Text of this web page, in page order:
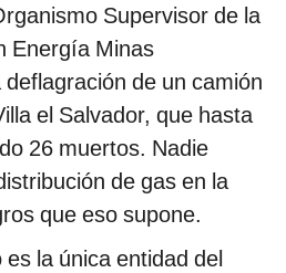
Supervisor de la
Energía Minas
deflagración de un camión
el Salvador, que hasta
26 muertos. Nadie
de gas en la
que eso supone.
la única entidad del